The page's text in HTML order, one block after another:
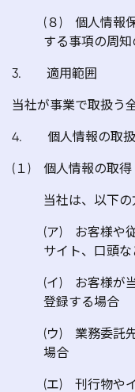
(８) 個人情報
する事項の周知
3. 適用範囲
当社が事業で取扱う
4. 個人情報の取
(１) 個人情報の取得
当社は、以下の
(ア) お客様や
サイト、口頭な
(イ) お客様が
登録する場合
(ウ) 業務委託
場合
(エ) 刊行物や